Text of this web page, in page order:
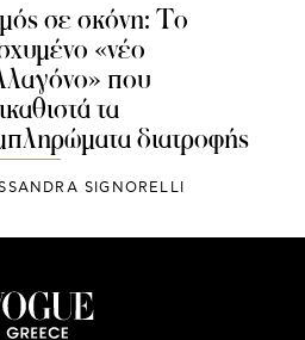
σε σκόνη: Το
«νέο
που
τα
διατροφής
SIGNORELLI